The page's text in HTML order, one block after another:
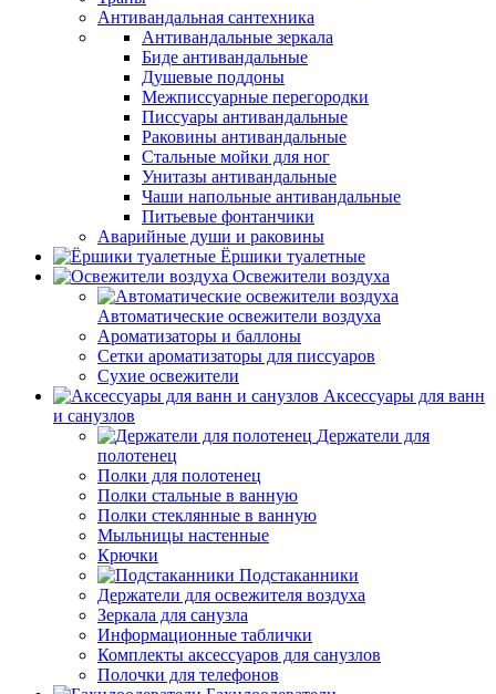
Антивандальная сантехника
Антивандальные зеркала
Биде антивандальные
Душевые поддоны
Межписсуарные перегородки
Писсуары антивандальные
Раковины антивандальные
Стальные мойки для ног
Унитазы антивандальные
Чаши напольные антивандальные
Питьевые фонтанчики
Аварийные души и раковины
Ёршики туалетные
Освежители воздуха
Автоматические освежители воздуха
Ароматизаторы и баллоны
Сетки ароматизаторы для писсуаров
Сухие освежители
Аксессуары для ванн
и санузлов
Держатели для
полотенец
Полки для полотенец
Полки стальные в ванную
Полки стеклянные в ванную
Мыльницы настенные
Крючки
Подстаканники
Держатели для освежителя воздуха
Зеркала для санузла
Информационные таблички
Комплекты аксессуаров для санузлов
Полочки для телефонов